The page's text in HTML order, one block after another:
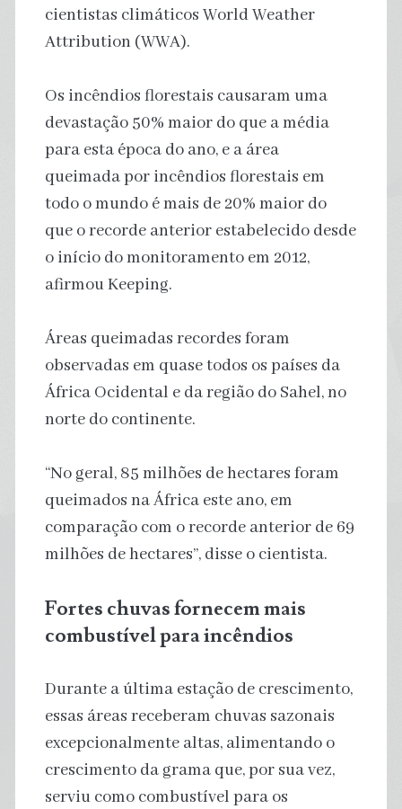
cientistas climáticos World Weather
Attribution (WWA).
Os incêndios florestais causaram uma
devastação 50% maior do que a média
para esta época do ano, e a área
queimada por incêndios florestais em
todo o mundo é mais de 20% maior do
que o recorde anterior estabelecido desde
o início do monitoramento em 2012,
afirmou Keeping.
Áreas queimadas recordes foram
observadas em quase todos os países da
África Ocidental e da região do Sahel, no
norte do continente.
“No geral, 85 milhões de hectares foram
queimados na África este ano, em
comparação com o recorde anterior de 69
milhões de hectares”, disse o cientista.
Fortes chuvas fornecem mais
combustível para incêndios
Durante a última estação de crescimento,
essas áreas receberam chuvas sazonais
excepcionalmente altas, alimentando o
crescimento da grama que, por sua vez,
serviu como combustível para os